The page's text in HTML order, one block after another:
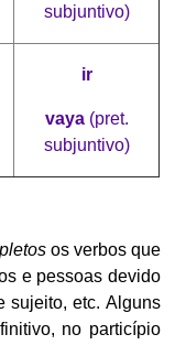
subjuntivo)
ir
vaya (pret.
subjuntivo)
os verbos que
e pessoas devido
sujeito, etc. Alguns
no particípio